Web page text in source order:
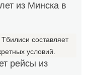
из Минска в
составляет
условий.
рейсы из